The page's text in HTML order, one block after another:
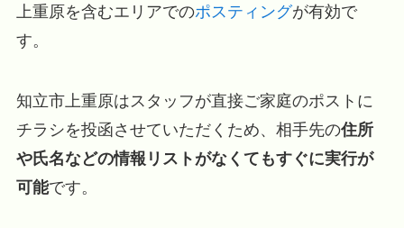
上重原を含むエリアでのポスティングが有効で
す。
知立市上重原はスタッフが直接ご家庭のポストに
チラシを投函させていただくため、相手先の住所
や氏名などの情報リストがなくてもすぐに実行が
可能です。